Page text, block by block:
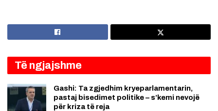
Të ngjajshme
Gashi: Ta zgjedhim kryeparlamentarin,
pastaj bisedimet politike – s’kemi nevojë
për kriza të reja